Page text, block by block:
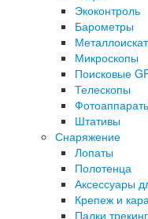
Экоконтроль
Барометры
Микроскопы
Поисковые
Телескопы
Штативы
Снаряжение
Лопаты
Полотенца
Аксессуары
Крепеж и
Палки